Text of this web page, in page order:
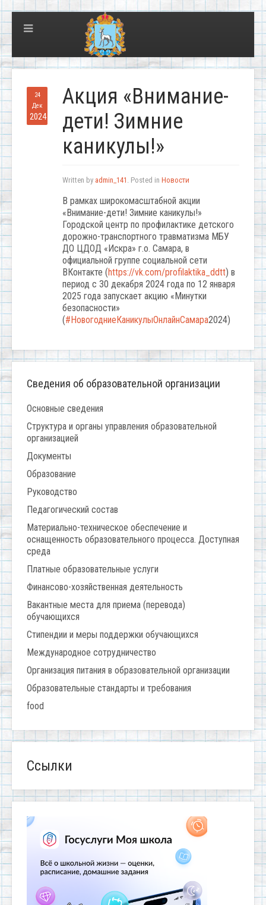
24
Дек
2024
Акция «Внимание-
дети! Зимние
каникулы!»
Written by admin_141 . Posted in Новости
В рамках широкомасштабной акции
«Внимание-дети! Зимние каникулы!»
Городской центр по профилактике детского
дорожно-транспортного травматизма МБУ
ДО ЦДОД «Искра» г.о. Самара, в
официальной группе социальной сети
ВКонтакте (https://vk.com/profilaktika_ddtt) в
период с 30 декабря 2024 года по 12 января
2025 года запускает акцию «Минутки
безопасности»
(#НовогодниеКаникулыОнлайнСамара2024)
Сведения об образовательной организации
Основные сведения
Структура и органы управления образовательной
организацией
Документы
Образование
Руководство
Педагогический состав
Материально-техническое обеспечение и
оснащенность образовательного процесса. Доступная
среда
Платные образовательные услуги
Финансово-хозяйственная деятельность
Вакантные места для приема (перевода)
обучающихся
Стипендии и меры поддержки обучающихся
Международное сотрудничество
Организация питания в образовательной организации
Образовательные стандарты и требования
food
Ссылки